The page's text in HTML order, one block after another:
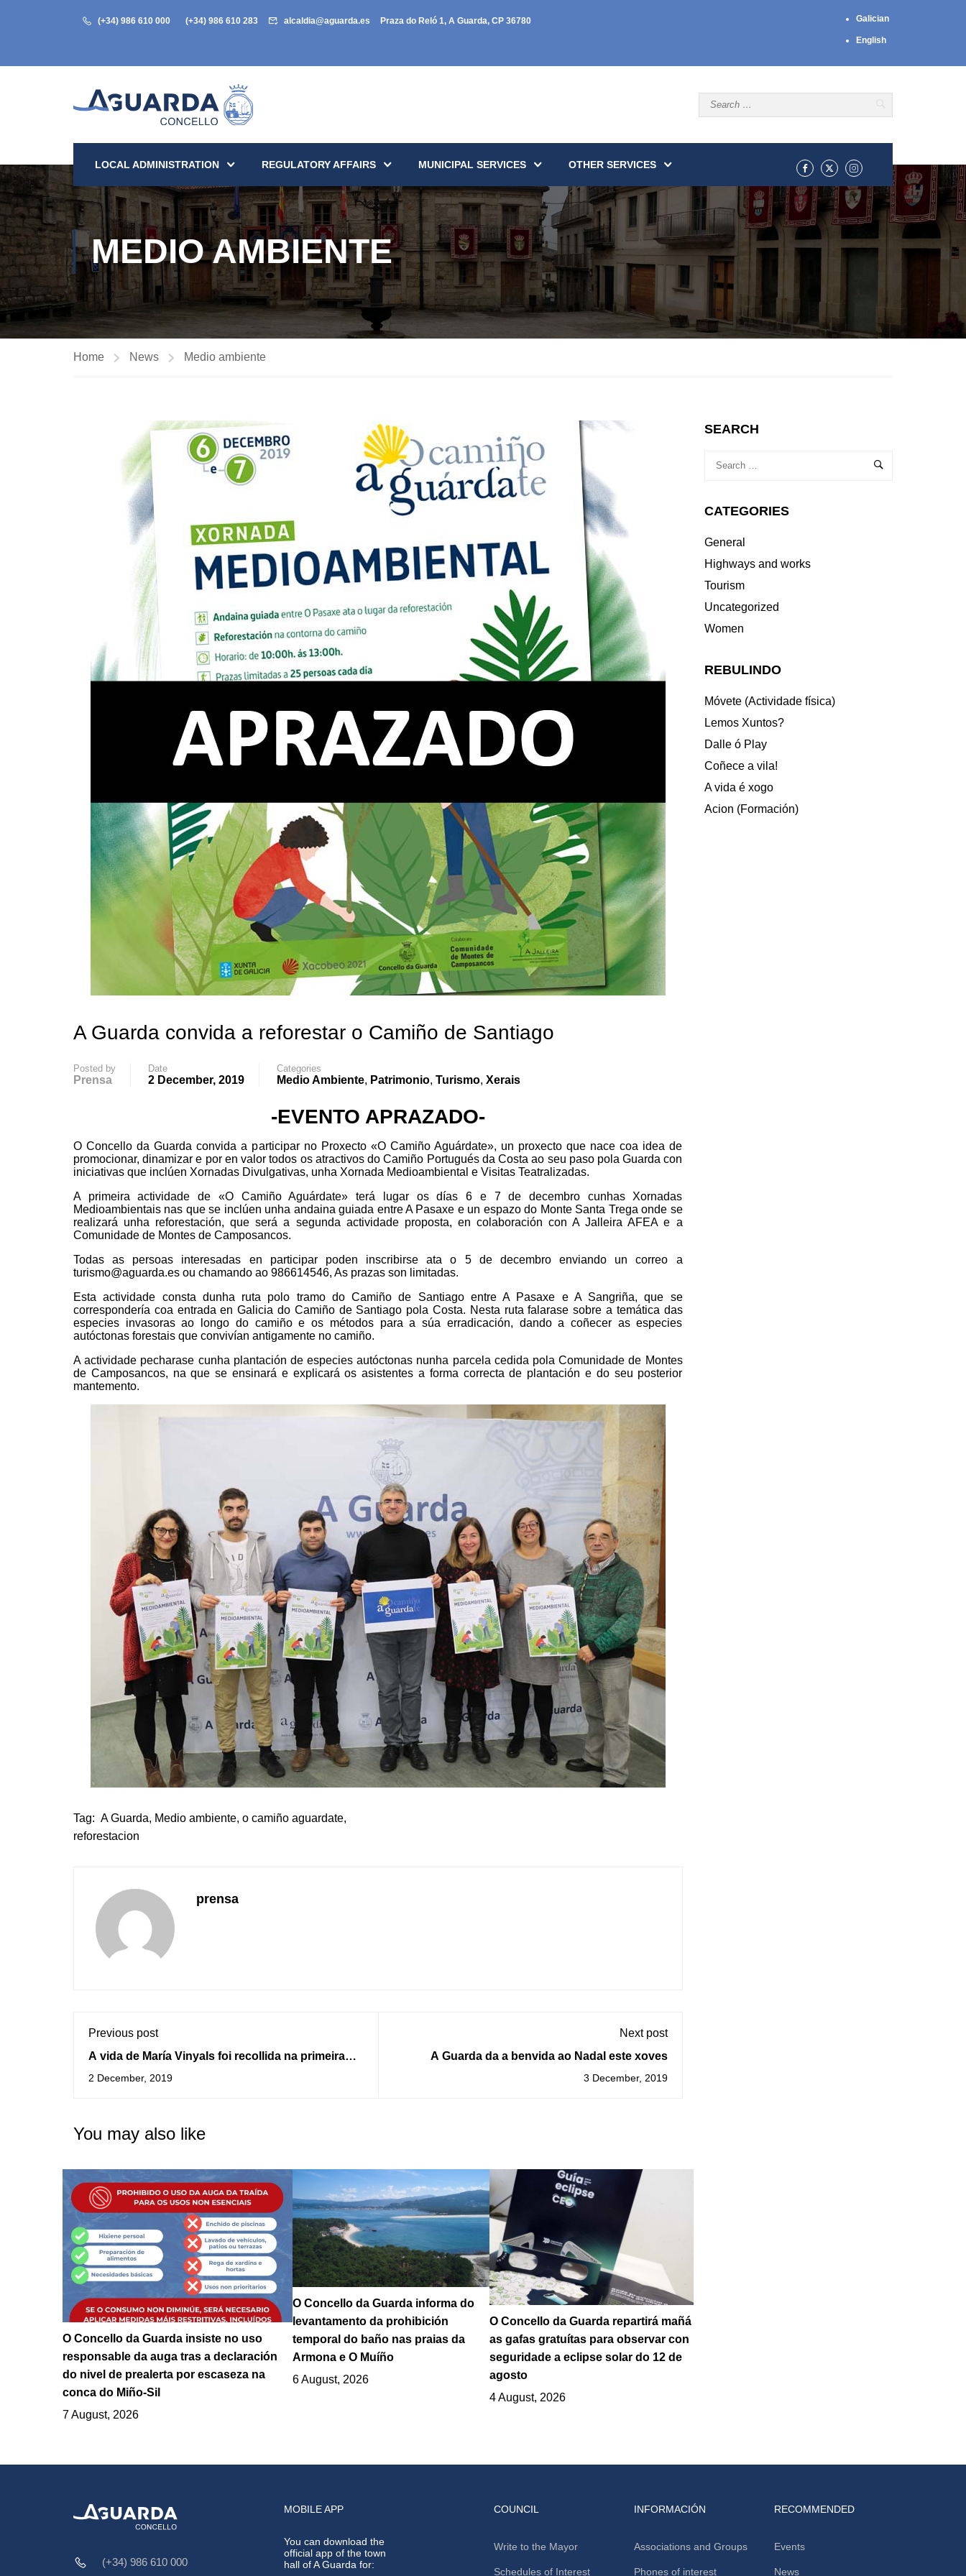
(+34) 986 610 000 (+34) 986 610 283 alcaldia@aguarda.es Praza do Reló 1, A Guarda, CP 36780 Galician
English
LOCAL ADMINISTRATION REGULATORY AFFAIRS MUNICIPAL SERVICES OTHER SERVICES
MEDIO AMBIENTE
Home News Medio ambiente
A Guarda convida a reforestar o Camiño de Santiago
Posted by
Prensa
Date
2 December, 2019
Categories
Medio Ambiente, Patrimonio, Turismo, Xerais
-EVENTO APRAZADO-
O Concello da Guarda convida a participar no Proxecto «O Camiño Aguárdate», un proxecto que nace coa idea de
promocionar, dinamizar e por en valor todos os atractivos do Camiño Portugués da Costa ao seu paso pola Guarda con
iniciativas que inclúen Xornadas Divulgativas, unha Xornada Medioambiental e Visitas Teatralizadas.
A primeira actividade de «O Camiño Aguárdate» terá lugar os días 6 e 7 de decembro cunhas Xornadas
Medioambientais nas que se inclúen unha andaina guiada entre A Pasaxe e un espazo do Monte Santa Trega onde se
realizará unha reforestación, que será a segunda actividade proposta, en colaboración con A Jalleira AFEA e a
Comunidade de Montes de Camposancos.
Todas as persoas interesadas en participar poden inscribirse ata o 5 de decembro enviando un correo a
turismo@aguarda.es ou chamando ao 986614546, As prazas son limitadas.
Esta actividade consta dunha ruta polo tramo do Camiño de Santiago entre A Pasaxe e A Sangriña, que se
correspondería coa entrada en Galicia do Camiño de Santiago pola Costa. Nesta ruta falarase sobre a temática das
especies invasoras ao longo do camiño e os métodos para a súa erradicación, dando a coñecer as especies
autóctonas forestais que convivían antigamente no camiño.
A actividade pecharase cunha plantación de especies autóctonas nunha parcela cedida pola Comunidade de Montes
de Camposancos, na que se ensinará e explicará os asistentes a forma correcta de plantación e do seu posterior
mantemento.
Tag: A Guarda, Medio ambiente, o camiño aguardate,
reforestacion
prensa
Previous post
A vida de María Vinyals foi recollida na primeira
Barferencia de finais de 2019 na Guarda
2 December, 2019
Next post
A Guarda da a benvida ao Nadal este xoves
3 December, 2019
You may also like
O Concello da Guarda insiste no uso
responsable da auga tras a declaración
do nivel de prealerta por escaseza na
conca do Miño-Sil
7 August, 2026
O Concello da Guarda informa do
levantamento da prohibición
temporal do baño nas praias da
Armona e O Muíño
6 August, 2026
O Concello da Guarda repartirá mañá
as gafas gratuítas para observar con
seguridade a eclipse solar do 12 de
agosto
4 August, 2026
SEARCH
CATEGORIES
General
Highways and works
Tourism
Uncategorized
Women
REBULINDO
Móvete (Actividade física)
Lemos Xuntos?
Dalle ó Play
Coñece a vila!
A vida é xogo
Acion (Formación)
(+34) 986 610 000
MOBILE APP
You can download the
official app of the town
hall of A Guarda for:
COUNCIL
Write to the Mayor
Schedules of Interest
INFORMACIÓN
Associations and Groups
Phones of interest
RECOMMENDED
Events
News